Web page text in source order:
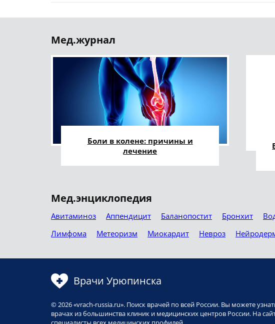
Мед.журнал
Боли в колене: причины и
лечение
Мед.энциклопедия
Авитаминоз Аппендицит Баланопостит Бронхит
Лимфома
Метеоризм Миокардит Невроз
Врачи Урюпинска
© 2026 «vrach-russia.ru». Поиск врачей по всей России. Вы можете
врачах из большинства клиник и медицинских центров России. На